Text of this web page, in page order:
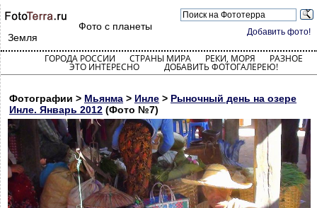
Добавить фото!
Фото с планеты
Земля
ГОРОДА РОССИИ СТРАНЫ МИРА РЕКИ, МОРЯ РАЗНОЕ
ЭТО ИНТЕРЕСНО ДОБАВИТЬ ФОТОГАЛЕРЕЮ!
Фотографии > Мьянма > Инле > Рыночный день на озере
Инле. Январь 2012 (Фото №7)